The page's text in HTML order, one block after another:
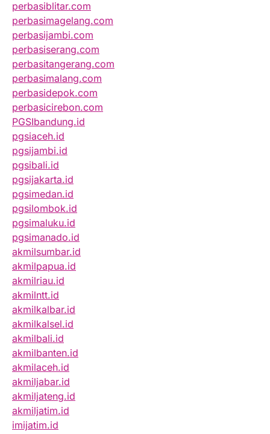
perbasiblitar.com
perbasimagelang.com
perbasijambi.com
perbasiserang.com
perbasitangerang.com
perbasimalang.com
perbasidepok.com
perbasicirebon.com
PGSIbandung.id
pgsiaceh.id
pgsijambi.id
pgsibali.id
pgsijakarta.id
pgsimedan.id
pgsilombok.id
pgsimaluku.id
pgsimanado.id
akmilsumbar.id
akmilpapua.id
akmilriau.id
akmilntt.id
akmilkalbar.id
akmilkalsel.id
akmilbali.id
akmilbanten.id
akmilaceh.id
akmiljabar.id
akmiljateng.id
akmiljatim.id
imijatim.id